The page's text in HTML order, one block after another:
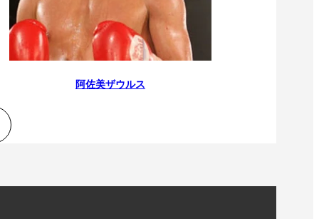
阿佐美ザウルス